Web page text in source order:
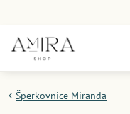
Šperkovnice Miranda